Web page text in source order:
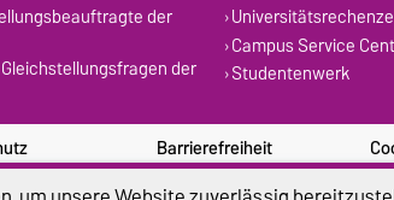
der
der
Campus Service
Studentenwerk
Barrierefreiheit